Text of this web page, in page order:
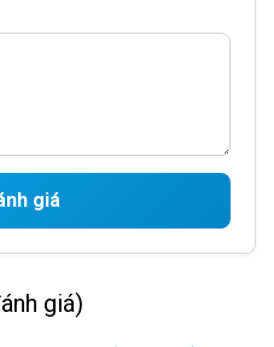
giá
giá)